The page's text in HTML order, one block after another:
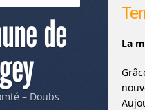
de
– Doubs
La